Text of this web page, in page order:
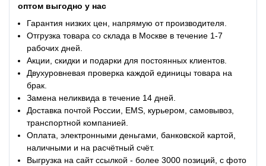
оптом выгодно у нас
Гарантия низких цен, напрямую от производителя.
Отгрузка товара со склада в Москве в течение 1-7
рабочих дней.
Акции, скидки и подарки для постоянных клиентов.
Двухуровневая проверка каждой единицы товара на
брак.
Замена неликвида в течение 14 дней.
Доставка почтой России, EMS, курьером, самовывоз,
транспортной компанией.
Оплата, электронными деньгами, банковской картой,
наличными и на расчётный счёт.
Выгрузка на сайт ссылкой - более 3000 позиций, с фото